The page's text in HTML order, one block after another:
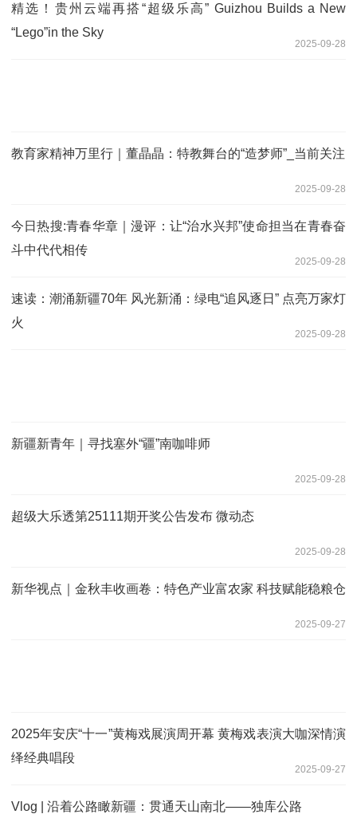
精选！贵州云端再搭“超级乐高” Guizhou Builds a New
“Lego”in the Sky
2025-09-28
教育家精神万里行｜董晶晶：特教舞台的“造梦师”_当前关注
2025-09-28
今日热搜:青春华章｜漫评：让“治水兴邦”使命担当在青春奋
斗中代代相传
2025-09-28
速读：潮涌新疆70年 风光新涌：绿电“追风逐日” 点亮万家灯
火
2025-09-28
新疆新青年｜寻找塞外“疆”南咖啡师
2025-09-28
超级大乐透第25111期开奖公告发布 微动态
2025-09-28
新华视点｜金秋丰收画卷：特色产业富农家 科技赋能稳粮仓
2025-09-27
2025年安庆“十一”黄梅戏展演周开幕 黄梅戏表演大咖深情演
绎经典唱段
2025-09-27
Vlog | 沿着公路瞰新疆：贯通天山南北——独库公路